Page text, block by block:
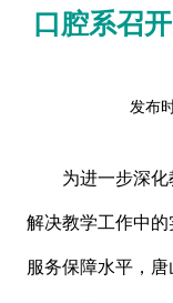
口腔系召
发布
为进一步深
解决教学工作中
服务保障水平，